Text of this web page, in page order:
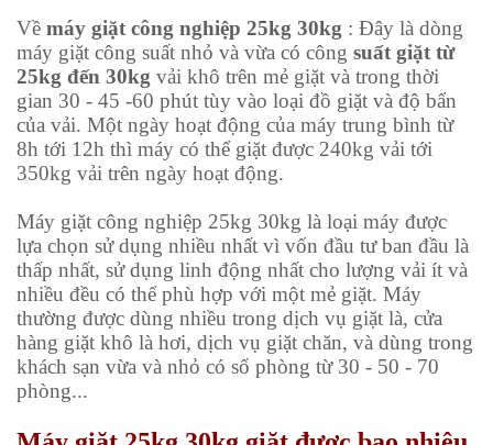
Về máy giặt công nghiệp 25kg 30kg : Đây là dòng
máy giặt công suất nhỏ và vừa có công suất giặt từ
25kg đến 30kg vải khô trên mẻ giặt và trong thời
gian 30 - 45 -60 phút tùy vào loại đồ giặt và độ bẩn
của vải. Một ngày hoạt động của máy trung bình từ
8h tới 12h thì máy có thể giặt được 240kg vải tới
350kg vải trên ngày hoạt động.
Máy giặt công nghiệp 25kg 30kg là loại máy được
lựa chọn sử dụng nhiều nhất vì vốn đầu tư ban đầu là
thấp nhất, sử dụng linh động nhất cho lượng vải ít và
nhiều đều có thể phù hợp với một mẻ giặt. Máy
thường được dùng nhiều trong dịch vụ giặt là, cửa
hàng giặt khô là hơi, dịch vụ giặt chăn, và dùng trong
khách sạn vừa và nhỏ có số phòng từ 30 - 50 - 70
phòng...